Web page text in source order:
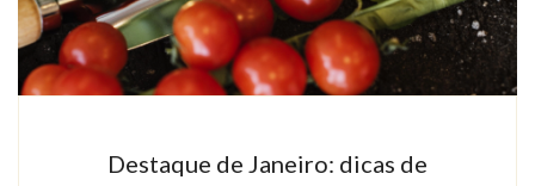
Destaque de Janeiro: dicas de